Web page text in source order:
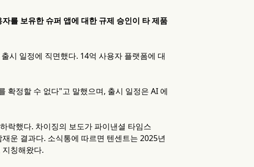
를 보유한 슈퍼 앱에 대한 규제 승인이 타 제품
시 일정에 직면했다. 14억 사용자 플랫폼에 대
확정할 수 없다"고 말했으며, 출시 일정은 AI 에
락했다. 차이징의 보도가 파이낸셜 타임스
운 결과다. 소식통에 따르면 텐센트는 2025년
칭해왔다.